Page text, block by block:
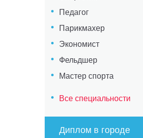
Педагог
Парикмахер
Экономист
Фельдшер
Мастер спорта
Все специальности
Диплом в городе